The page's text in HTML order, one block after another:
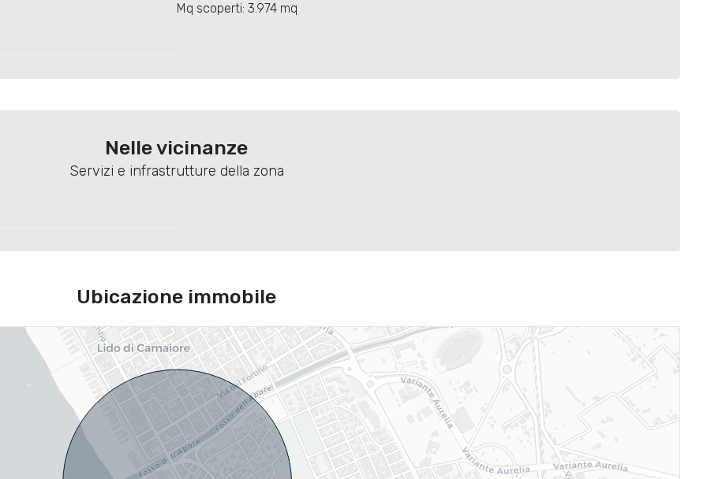
Mq scoperti: 3.974 mq
Nelle vicinanze
Servizi e infrastrutture della zona
Ubicazione immobile